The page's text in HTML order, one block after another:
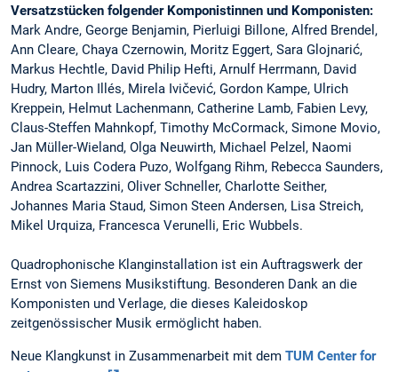
Versatzstücken folgender Komponistinnen und Komponisten:
Mark Andre, George Benjamin, Pierluigi Billone, Alfred Brendel,
Ann Cleare, Chaya Czernowin, Moritz Eggert, Sara Glojnarić,
Markus Hechtle, David Philip Hefti, Arnulf Herrmann, David
Hudry, Marton Illés, Mirela Ivičević, Gordon Kampe, Ulrich
Kreppein, Helmut Lachenmann, Catherine Lamb, Fabien Levy,
Claus-Steffen Mahnkopf, Timothy McCormack, Simone Movio,
Jan Müller-Wieland, Olga Neuwirth, Michael Pelzel, Naomi
Pinnock, Luis Codera Puzo, Wolfgang Rihm, Rebecca Saunders,
Andrea Scartazzini, Oliver Schneller, Charlotte Seither,
Johannes Maria Staud, Simon Steen Andersen, Lisa Streich,
Mikel Urquiza, Francesca Verunelli, Eric Wubbels.
Quadrophonische Klanginstallation ist ein Auftragswerk der
Ernst von Siemens Musikstiftung. Besonderen Dank an die
Komponisten und Verlage, die dieses Kaleidoskop
zeitgenössischer Musik ermöglicht haben.
Neue Klangkunst in Zusammenarbeit mit dem TUM Center for